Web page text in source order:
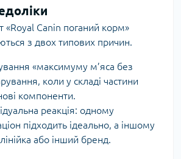
«Royal Canin поганий корм»
з двох типових причин.
«максимуму м’яса без
коли у складі частини
компоненти.
реакція: одному
підходить ідеально, а іншому
або інший бренд.